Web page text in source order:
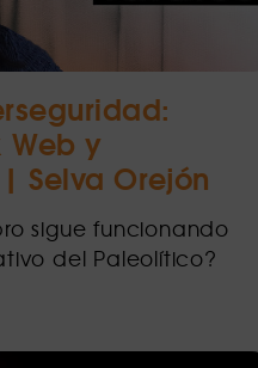
Web y
Selva Orejón
sigue funcionando
del Paleolítico?